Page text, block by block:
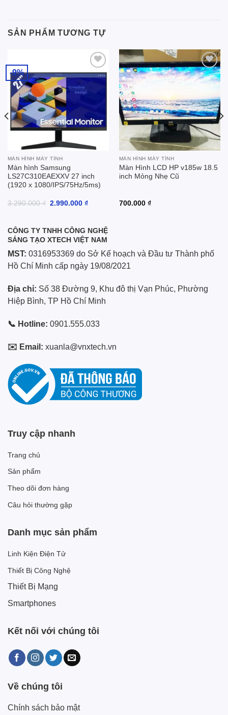
SẢN PHẨM TƯƠNG TỰ
-9%
Add to
MÀN HÌNH MÁY TÍNH
Màn hình Samsung
LS27C310EAEXXV 27 inch
(1920 x 1080/IPS/75Hz/5ms)
3.290.000₫ Giá
2.990.000 ₫Giá
2.990.000 ₫.
Add to
wishlist
MÀN HÌNH MÁY TÍNH
Màn Hình LCD HP v185w 18.5
inch Mỏng Nhẹ Cũ
700.000 ₫
CÔNG TY TNHH CÔNG NGHỆ
SÁNG TẠO XTECH VIỆT NAM
MST: 0316953369 do Sở Kế hoạch và Đầu tư Thành phố
Hồ Chí Minh cấp ngày 19/08/2021
Địa chỉ: Số 38 Đường 9, Khu đô thị Vạn Phúc, Phường
Hiệp Bình, TP Hồ Chí Minh
📞 Hotline: 0901.555.033
✉️ Email: xuanla@vnxtech.vn
Truy cập nhanh
Trang chủ
Sản phẩm
Theo dõi đơn hàng
Câu hỏi thường gặp
Danh mục sản phẩm
Linh Kiện Điện Tử
Thiết Bị Công Nghệ
Thiết Bị Mạng
Smartphones
Kết nối với chúng tôi
Về chúng tôi
Chính sách bảo mật